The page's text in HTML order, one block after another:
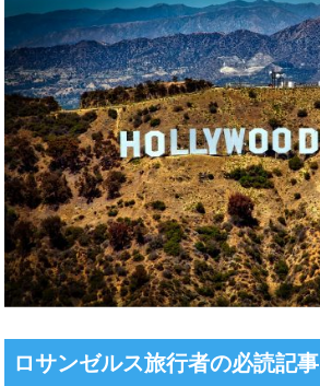
ロサンゼルス旅行者の必読記事